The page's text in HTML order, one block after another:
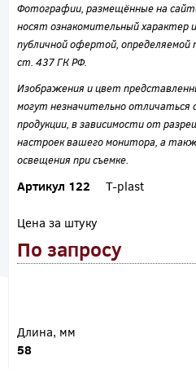
Фотографии, размещённые на
носят ознакомительный характер
публичной офертой, определяемой
ст. 437 ГК РФ.
Изображения и цвет
могут незначительно отличаться
продукции, в зависимости от
настроек вашего монитора, а
освещения при съемке.
Артикул 122 T-plast
Цена за штуку
По запросу
Длина, мм
58